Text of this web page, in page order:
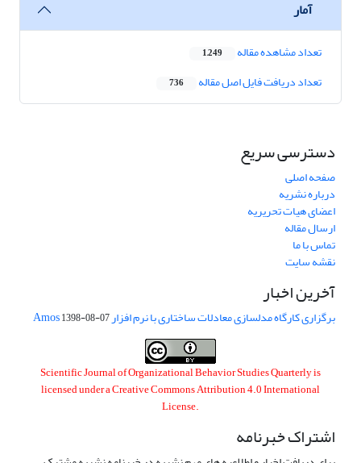
آمار
تعداد مشاهده مقاله 1,249
تعداد دریافت فایل اصل مقاله 736
دسترسی سریع
صفحه اصلی
درباره نشریه
اعضای هیات تحریریه
ارسال مقاله
تماس با ما
نقشه سایت
آخرین اخبار
برگزاری کارگاه مدلسازی معادلات ساختاری با نرم افزار Amos1398-08-07
Scientific Journal of Organizational Behavior Studies Quarterly is
licensed under aCreative Commons Attribution 4.0 International
License.
اشتراک خبرنامه